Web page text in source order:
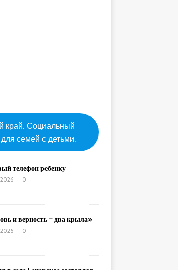
край. Социальный
семей с детьми.
телефон ребенку
0
и верность – два крыла»
0